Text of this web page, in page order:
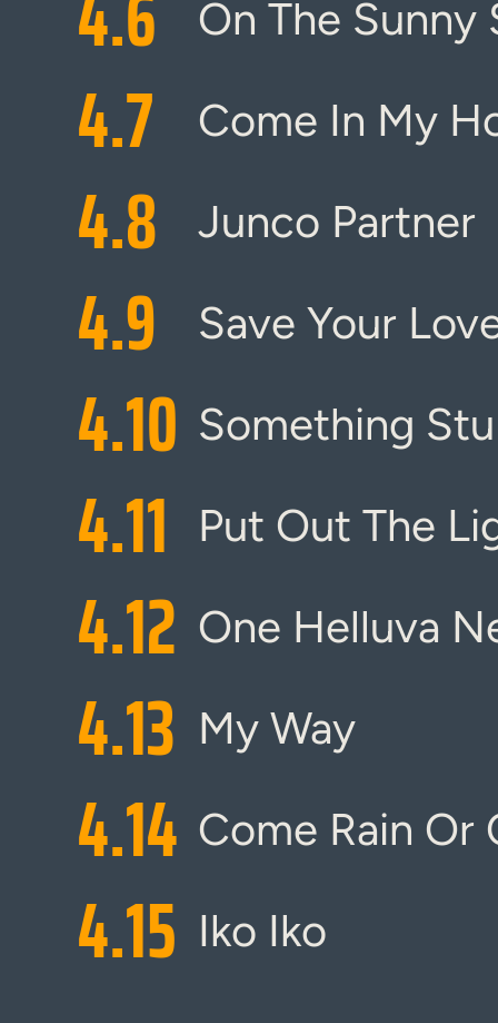
On The
4.7 Come In My
4.8 Junco Partner
4.9 Save Your
4.10 Something
4.11 Put Out The
4.12 One Helluva
4.13 My Way
4.14 Come Rain Or
4.15 Iko Iko